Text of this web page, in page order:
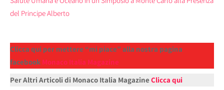
del Principe Alberto
Clicca qui per mettere “mi piace” alla nostra pagina
facebook Monaco Italia Magazine
Per Altri Articoli di Monaco Italia Magazine Clicca qui